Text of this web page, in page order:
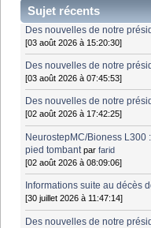
Sujet récents
Des nouvelles de notre
[03 août 2026 à 15:20:30]
Des nouvelles de notre
[03 août 2026 à 07:45:53]
Des nouvelles de notre
[02 août 2026 à 17:42:25]
NeurostepMC/Bioness L300
pied tombant parfarid
[02 août 2026 à 08:09:06]
Informations suite au décès
[30 juillet 2026 à 11:47:14]
Des nouvelles de notre